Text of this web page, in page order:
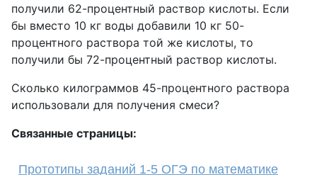
получили 62-процентный раствор кислоты. Если
бы вместо 10 кг воды добавили 10 кг 50-
процентного раствора той же кислоты, то
получили бы 72-процентный раствор кислоты.
Сколько килограммов 45-процентного раствора
использовали для получения смеси?
Связанные страницы:
Прототипы заданий 1-5 ОГЭ по математике